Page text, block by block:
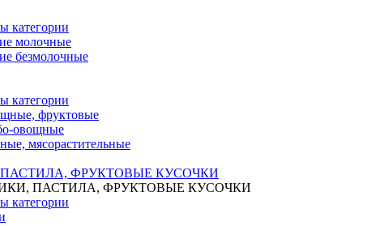
категории
молочные
безмолочные
категории
фруктовые
овощные
мясорастительные
ФРУКТОВЫЕ КУСОЧКИ
ПАСТИЛА, ФРУКТОВЫЕ КУСОЧКИ
категории